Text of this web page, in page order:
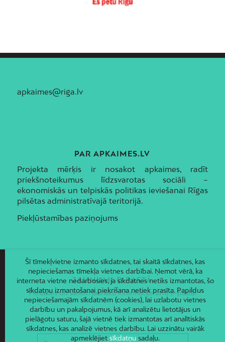
apkaimes@riga.lv
PAR APKAIMES.LV
Projekta mērķis ir nosakot apkaimes, radīt
priekšnoteikumus līdzsvarotas sociāli –
ekonomiskās un telpiskās politikas ieviešanai Rīgas
pilsētas administratīvajā teritorijā.
Piekļūstamības paziņojums
JAUNUMI E-PASTĀ
Piesakies un saņem jaunāko informāciju savā e-pastā!
Šī tīmekļvietne izmanto sīkdatnes, tai skaitā sīkdatnes, kas
nepieciešamas tīmekļa vietnes darbībai. Ņemot vērā, ka
interneta vietne nedarbosies, ja sīkdatnes netiks izmantotas, šo
sīkdatņu izmantošanai piekrišana netiek prasīta. Papildus
nepieciešamajām sīkdatnēm (cookies), lai uzlabotu vietnes
darbību un pakalpojumus, kā arī analizētu lietotājus un
pielāgotu saturu, šajā vietnē tiek izmantotas arī analītiskās
sīkdatnes, kas analizē vietnes darbību. Lai uzzinātu vairāk
apmeklējiet sīkdatņusadaļu.